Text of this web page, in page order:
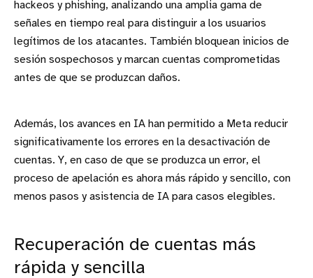
hackeos y phishing, analizando una amplia gama de
señales en tiempo real para distinguir a los usuarios
legítimos de los atacantes. También bloquean inicios de
sesión sospechosos y marcan cuentas comprometidas
antes de que se produzcan daños.
Además, los avances en IA han permitido a Meta reducir
significativamente los errores en la desactivación de
cuentas. Y, en caso de que se produzca un error, el
proceso de apelación es ahora más rápido y sencillo, con
menos pasos y asistencia de IA para casos elegibles.
Recuperación de cuentas más
rápida y sencilla